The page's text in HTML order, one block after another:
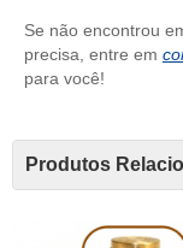
Se não encontrou
precisa, entre em
para você!
Produtos